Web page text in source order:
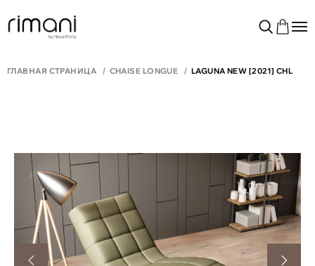
ГЛАВНАЯ СТРАНИЦА CHAISE LONGUE LAGUNA NEW [2021] CHL